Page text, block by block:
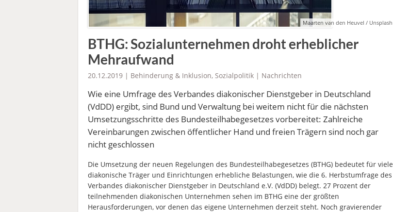
Maarten van den Heuvel / Unsplash
BTHG: Sozialunternehmen droht erheblicher
Mehraufwand
20.12.2019 | Behinderung & Inklusion, Sozialpolitik | Nachrichten
Wie eine Umfrage des Verbandes diakonischer Dienstgeber in Deutschland
(VdDD) ergibt, sind Bund und Verwaltung bei weitem nicht für die nächsten
Umsetzungsschritte des Bundesteilhabegesetzes vorbereitet: Zahlreiche
Vereinbarungen zwischen öffentlicher Hand und freien Trägern sind noch gar
nicht geschlossen
Die Umsetzung der neuen Regelungen des Bundesteilhabegesetzes (BTHG) bedeutet für viele
diakonische Träger und Einrichtungen erhebliche Belastungen, wie die 6. Herbstumfrage des
Verbandes diakonischer Dienstgeber in Deutschland e.V. (VdDD) belegt. 27 Prozent der
teilnehmenden diakonischen Unternehmen sehen im BTHG eine der größten
Herausforderungen, vor denen das eigene Unternehmen derzeit steht. Noch gravierender